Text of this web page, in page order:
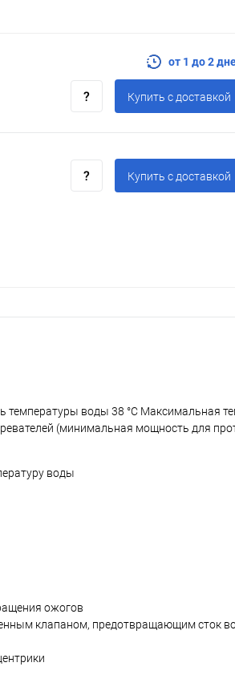
от 1 до 2
Купить c доставкой
Купить c доставкой
воды 38 °С Максимальная
(минимальная мощность для
воды
ожогов
клапаном, предотвращающим сток